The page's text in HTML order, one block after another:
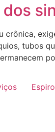
crônica,
tubos